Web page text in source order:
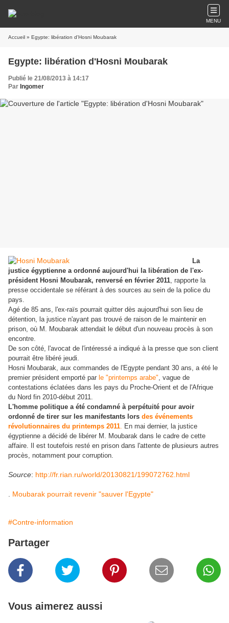
MENU
Accueil » Egypte: libération d'Hosni Moubarak
Egypte: libération d'Hosni Moubarak
Publié le 21/08/2013 à 14:17
Par Ingomer
La
justice égyptienne a ordonné aujourd'hui la libération de l'ex-
président Hosni Moubarak, renversé en février 2011, rapporte la
presse occidentale se référant à des sources au sein de la police du
pays.
Agé de 85 ans, l'ex-raïs pourrait quitter dès aujourd'hui son lieu de
détention, la justice n'ayant pas trouvé de raison de le maintenir en
prison, où M. Moubarak attendait le début d'un nouveau procès à son
encontre.
De son côté, l'avocat de l'intéressé a indiqué à la presse que son client
pourrait être libéré jeudi.
Hosni Moubarak, aux commandes de l'Egypte pendant 30 ans, a été le
premier président emporté par le "printemps arabe", vague de
contestations éclatées dans les pays du Proche-Orient et de l'Afrique
du Nord fin 2010-début 2011.
L'homme politique a été condamné à perpétuité pour avoir
ordonné de tirer sur les manifestants lors des événements
révolutionnaires du printemps 2011. En mai dernier, la justice
égyptienne a décidé de libérer M. Moubarak dans le cadre de cette
affaire. Il est toutefois resté en prison dans l'attente de plusieurs autres
procès, notamment pour corruption.
Source: http://fr.rian.ru/world/20130821/199072762.html
Moubarak pourrait revenir "sauver l'Egypte"
#Contre-information
Partager
Vous aimerez aussi